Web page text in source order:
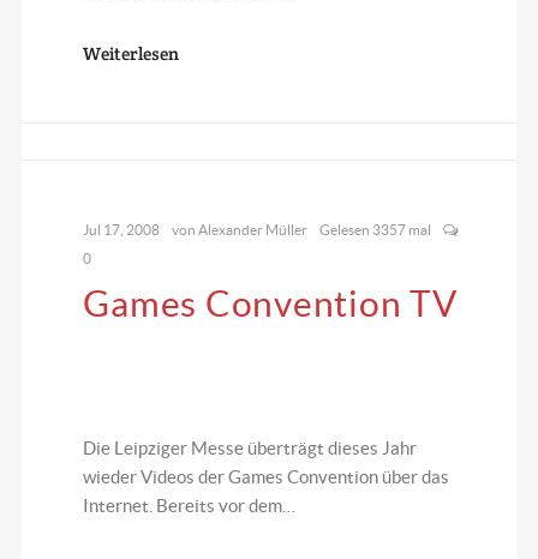
Weiterlesen
Jul 17, 2008 von Alexander Müller
Gelesen 3357 mal
0
Games Convention TV
Die Leipziger Messe überträgt dieses Jahr
wieder Videos der Games Convention über das
Internet. Bereits vor dem…